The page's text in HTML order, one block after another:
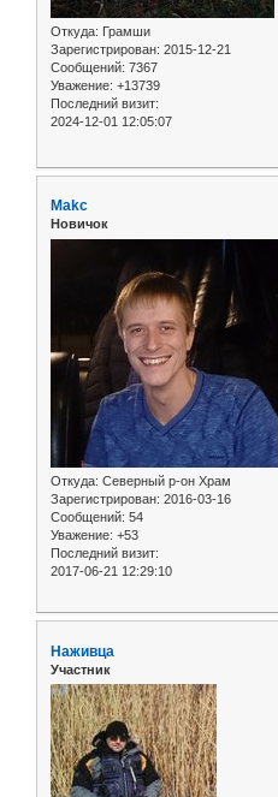
Откуда: Грамши
Зарегистрирован: 2015-12-21
Сообщений: 7367
Уважение: +13739
Последний визит:
2024-12-01 12:05:07
Makc
Новичок
Откуда: Северный р-он Храм
Зарегистрирован: 2016-03-16
Сообщений: 54
Уважение: +53
Последний визит:
2017-06-21 12:29:10
Наживца
Участник